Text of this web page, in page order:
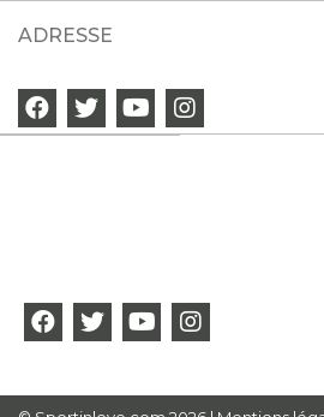
ADRESSE